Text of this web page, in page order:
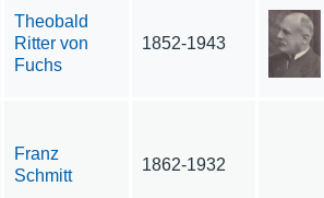
Theobald
Ritter von
Fuchs
1852-1943
Franz
Schmitt
1862-1932